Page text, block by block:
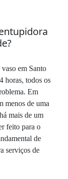
em Santo
horas, todos os
Em
menos de uma
mais de um
feito para o
de
serviços de